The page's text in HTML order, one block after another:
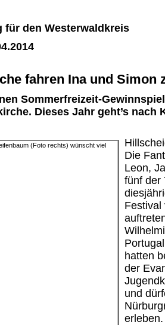
für den Westerwaldkreis
fahren Ina und Simon
Sommerfreizeit-
Dieses Jahr geht’s nach
Die
Leon,
fünf der
Festival
hatten
der
und
erleben.